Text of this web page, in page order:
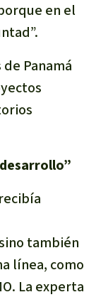
en el
Panamá
también
línea, como
La experta